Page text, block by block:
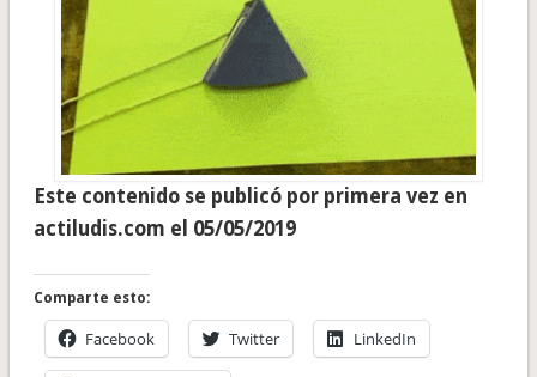
Este contenido se publicó por primera vez en
actiludis.com el 05/05/2019
Comparte esto:
Facebook Twitter LinkedIn